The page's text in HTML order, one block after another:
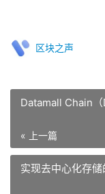
区块之声
Datamall Chain
« 上一篇
实现去中心化存储